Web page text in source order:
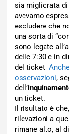
sia migliorata
avevamo
escludere che
una sorta di
sono legate
delle 7:30 e in
del ticket.
osservazioni,
dell’
un ticket.
Il risultato è
rilevazioni a
rimane alto, al